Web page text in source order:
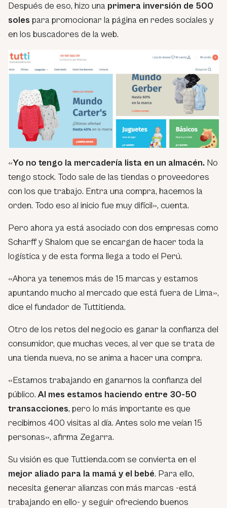
Después de eso, hizo una primera inversión de 500
soles para promocionar la página en redes sociales y
en los buscadores de la web.
«Yo no tengo la mercadería lista en un almacén. No
tengo stock. Todo sale de las tiendas o proveedores
con los que trabajo. Entra una compra, hacemos la
orden. Todo eso al inicio fue muy difícil», cuenta.
Pero ahora ya está asociado con dos empresas como
Scharff y Shalom que se encargan de hacer toda la
logística y de esta forma llega a todo el Perú.
«Ahora ya tenemos más de 15 marcas y estamos
apuntando mucho al mercado que está fuera de Lima»,
dice el fundador de Tuttitienda.
Otro de los retos del negocio es ganar la confianza del
consumidor, que muchas veces, al ver que se trata de
una tienda nueva, no se anima a hacer una compra.
«Estamos trabajando en ganarnos la confianza del
público.Al mes estamos haciendo entre 30-50
transacciones, pero lo más importante es que
recibimos 400 visitas al día. Antes solo me veían 15
personas», afirma Zegarra.
Su visión es que Tuttienda.com se convierta en el
mejor aliado para la mamá y el bebé. Para ello,
necesita generar alianzas con más marcas -está
trabajando en ello- y seguir ofreciendo buenos